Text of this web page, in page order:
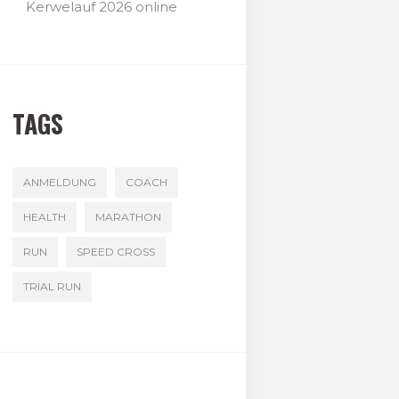
Kerwelauf 2026 online
TAGS
ANMELDUNG COACH
HEALTH MARATHON
RUN SPEED CROSS
TRIAL RUN